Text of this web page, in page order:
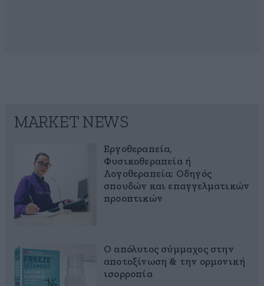
MARKET NEWS
Εργοθεραπεία,
Φυσικοθεραπεία ή
Λογοθεραπεία; Οδηγός
σπουδών και επαγγελματικών
προοπτικών
Ο απόλυτος σύμμαχος στην
αποτοξίνωση & την ορμονική
ισορροπία